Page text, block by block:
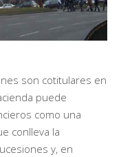
son cotitulares en
puede
como una
conlleva la
y, en